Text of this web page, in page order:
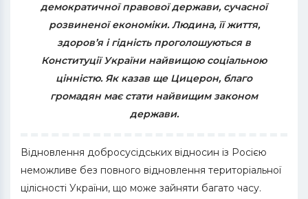
демократичної правової держави, сучасної
розвиненої економіки. Людина, її життя,
здоров’я і гідність проголошуються в
Конституції України найвищою соціальною
цінністю. Як казав ще Цицерон, благо
громадян має стати найвищим законом
держави.
Відновлення добросусідських відносин із Росією
неможливе без повного відновлення територіальної
цілісності України, що може зайняти багато часу.